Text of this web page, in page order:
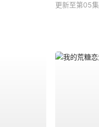
更新至第05集